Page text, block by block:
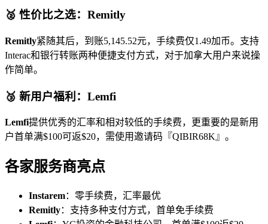
🥈 性价比之选：Remitly
Remitly紧随其后，到账5,145.52元，手续费仅1.49加币。支持
Interac和银行转账两种便捷支付方式，对于加拿大用户来说操
作简单。
🥉 新用户福利：Lemfi
Lemfi提供优秀的汇率和相对较低的手续费，更重要的是新用
户首单满$100可返$20，需使用邀请码『QIBIR68K』。
各家服务商亮点
Instarem：零手续费，汇率最优
Remitly：支持多种支付方式，首单免手续费